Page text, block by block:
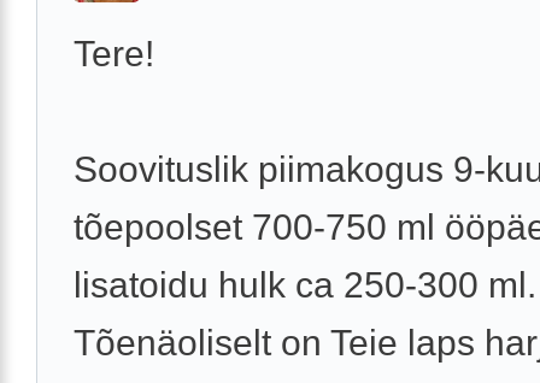
Tere!
Soovituslik piimakogus 9-
tõepoolset 700-750 ml
lisatoidu hulk ca 250-300 ml.
Tõenäoliselt on Teie laps